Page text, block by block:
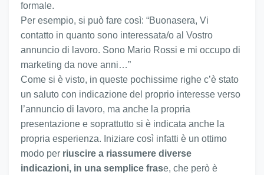
formale.
Per esempio, si può fare così: “Buonasera, Vi
contatto in quanto sono interessata/o al Vostro
annuncio di lavoro. Sono Mario Rossi e mi occupo di
marketing da nove anni…”
Come si è visto, in queste pochissime righe c’è stato
un saluto con indicazione del proprio interesse verso
l’annuncio di lavoro, ma anche la propria
presentazione e soprattutto si è indicata anche la
propria esperienza. Iniziare così infatti è un ottimo
modo per riuscire a riassumere diverse
indicazioni, in una semplice frase, che però è